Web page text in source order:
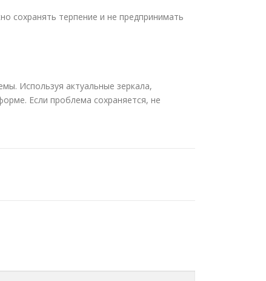
сохранять терпение и не предпринимать
Используя актуальные зеркала,
Если проблема сохраняется, не